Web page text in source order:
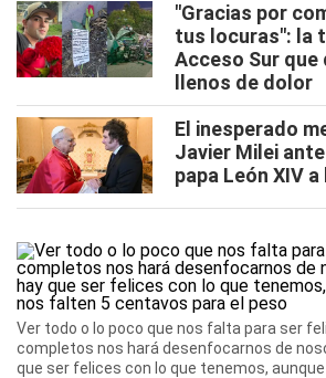
"Gracias por
tus locuras": la
Acceso Sur que
llenos de dolor
El inesperado
Javier Milei
papa León XIV
Ver todo o lo poco que nos falta para ser
completos nos hará desenfocarnos de
que ser felices con lo que tenemos,